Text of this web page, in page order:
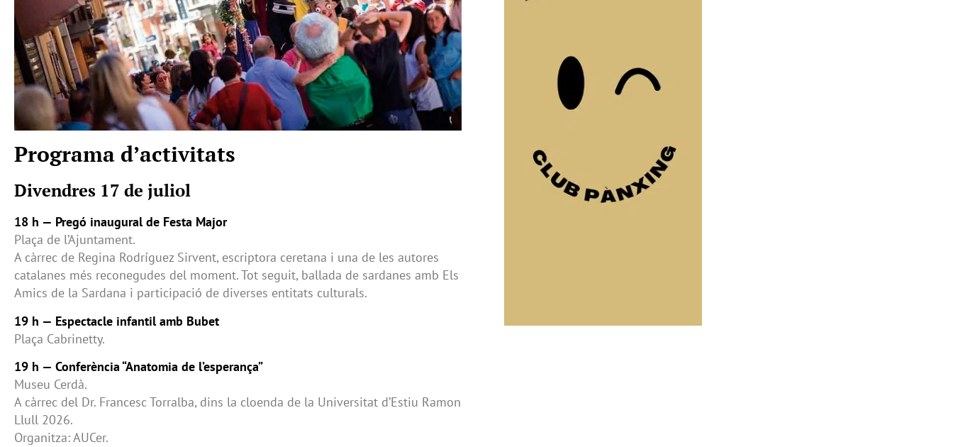
Programa d’activitats
Divendres 17 de juliol
18 h — Pregó inaugural de Festa Major
Plaça de l’Ajuntament.
A càrrec de Regina Rodríguez Sirvent, escriptora ceretana i una de les autores
catalanes més reconegudes del moment. Tot seguit, ballada de sardanes amb Els
Amics de la Sardana i participació de diverses entitats culturals.
19 h — Espectacle infantil amb Bubet
Plaça Cabrinetty.
19 h — Conferència “Anatomia de l’esperança”
Museu Cerdà.
A càrrec del Dr. Francesc Torralba, dins la cloenda de la Universitat d’Estiu Ramon
Llull 2026.
Organitza: AUCer.